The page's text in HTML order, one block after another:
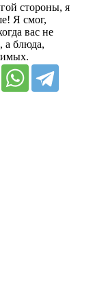
стороны, я
Я смог,
вас не
а блюда,